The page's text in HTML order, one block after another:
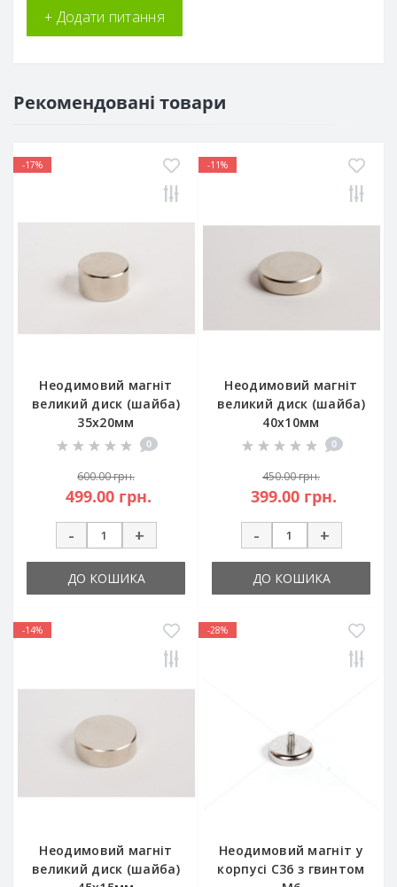
+ Додати питання
Рекомендовані товари
-17%
Неодимовий магніт
великий диск (шайба)
35х20мм
0
600.00 грн.
499.00 грн.
-
+
ДО КОШИКА
-11%
Неодимовий магніт
великий диск (шайба)
40х10мм
0
450.00 грн.
399.00 грн.
-
+
ДО КОШИКА
-14%
Неодимовий магніт
великий диск (шайба)
-28%
Неодимовий магніт у
корпусі C36 з гвинтом